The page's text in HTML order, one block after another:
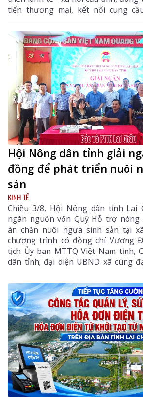
tiến thương mại, kết nối cung
trường tiêu thụ cho các sản phẩm
OCOP và các mặt hàng có tiềm năng
phương.
Hội Nông dân tỉnh giải
đồng để phát triển nuôi
sản
KINH TẾ
Chiều 3/8, Hội Nông dân tỉnh Lai
ngân nguồn vốn Quỹ Hỗ trợ
án chăn nuôi ngựa sinh sản tại
chương trình có đồng chí Vương
tịch Ủy ban MTTQ Việt Nam tỉnh,
dân tỉnh; đại diện UBND xã cùng
ban chuyên môn, Hội Nông dân
tham gia dự án.